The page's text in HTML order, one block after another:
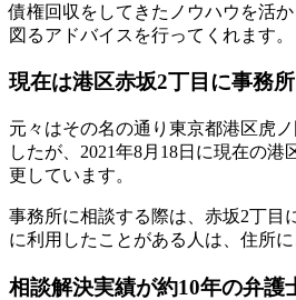
債権回収をしてきたノウハウを活
図るアドバイスを行ってくれます。
現在は港区赤坂2丁目に事務
元々はその名の通り東京都港区虎
したが、2021年8月18日に現在の
更しています。
事務所に相談する際は、赤坂2丁目
に利用したことがある人は、住所に
相談解決実績が約10年の弁護